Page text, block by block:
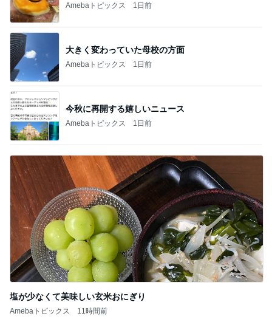
Amebaトピックス 1日前
大きく変わっていた母校の方面
Amebaトピックス 1日前
今秋に再開する嬉しいニュース
Amebaトピックス 1日前
塩が少なくて美味しい玄米おにぎり
Amebaトピックス 11時間前